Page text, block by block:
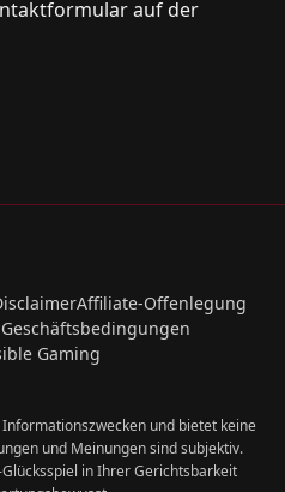
auf der
Affiliate-Offenlegung
Gaming
und bietet keine
und Meinungen sind subjektiv.
in Ihrer Gerichtsbarkeit